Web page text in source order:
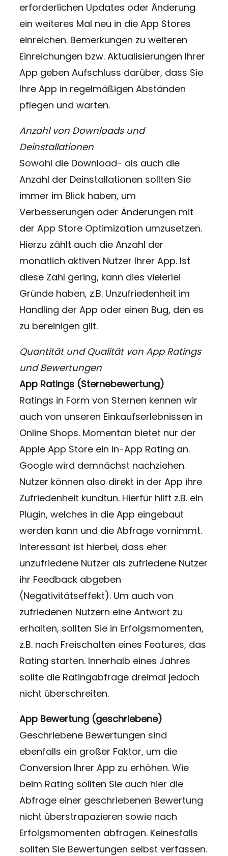
erforderlichen Updates oder Änderung
ein weiteres Mal neu in die App Stores
einreichen. Bemerkungen zu weiteren
Einreichungen bzw. Aktualisierungen Ihrer
App geben Aufschluss darüber, dass Sie
Ihre App in regelmäßigen Abständen
pflegen und warten.
Anzahl von Downloads und
Deinstallationen
Sowohl die Download- als auch die
Anzahl der Deinstallationen sollten Sie
immer im Blick haben, um
Verbesserungen oder Änderungen mit
der App Store Optimization umzusetzen.
Hierzu zählt auch die Anzahl der
monatlich aktiven Nutzer Ihrer App. Ist
diese Zahl gering, kann dies vielerlei
Gründe haben, z.B. Unzufriedenheit im
Handling der App oder einen Bug, den es
zu bereinigen gilt.
Quantität und Qualität von App Ratings
und Bewertungen
App Ratings (Sternebewertung)
Ratings in Form von Sternen kennen wir
auch von unseren Einkaufserlebnissen in
Online Shops. Momentan bietet nur der
Apple App Store ein In-App Rating an.
Google wird demnächst nachziehen.
Nutzer können also direkt in der App ihre
Zufriedenheit kundtun. Hierfür hilft z.B. ein
Plugin, welches in die App eingebaut
werden kann und die Abfrage vornimmt.
Interessant ist hierbei, dass eher
unzufriedene Nutzer als zufriedene Nutzer
ihr Feedback abgeben
(Negativitätseffekt). Um auch von
zufriedenen Nutzern eine Antwort zu
erhalten, sollten Sie in Erfolgsmomenten,
z.B. nach Freischalten eines Features, das
Rating starten. Innerhalb eines Jahres
sollte die Ratingabfrage dreimal jedoch
nicht überschreiten.
App Bewertung (geschriebene)
Geschriebene Bewertungen sind
ebenfalls ein großer Faktor, um die
Conversion Ihrer App zu erhöhen. Wie
beim Rating sollten Sie auch hier die
Abfrage einer geschriebenen Bewertung
nicht überstrapazieren sowie nach
Erfolgsmomenten abfragen. Keinesfalls
sollten Sie Bewertungen selbst verfassen.